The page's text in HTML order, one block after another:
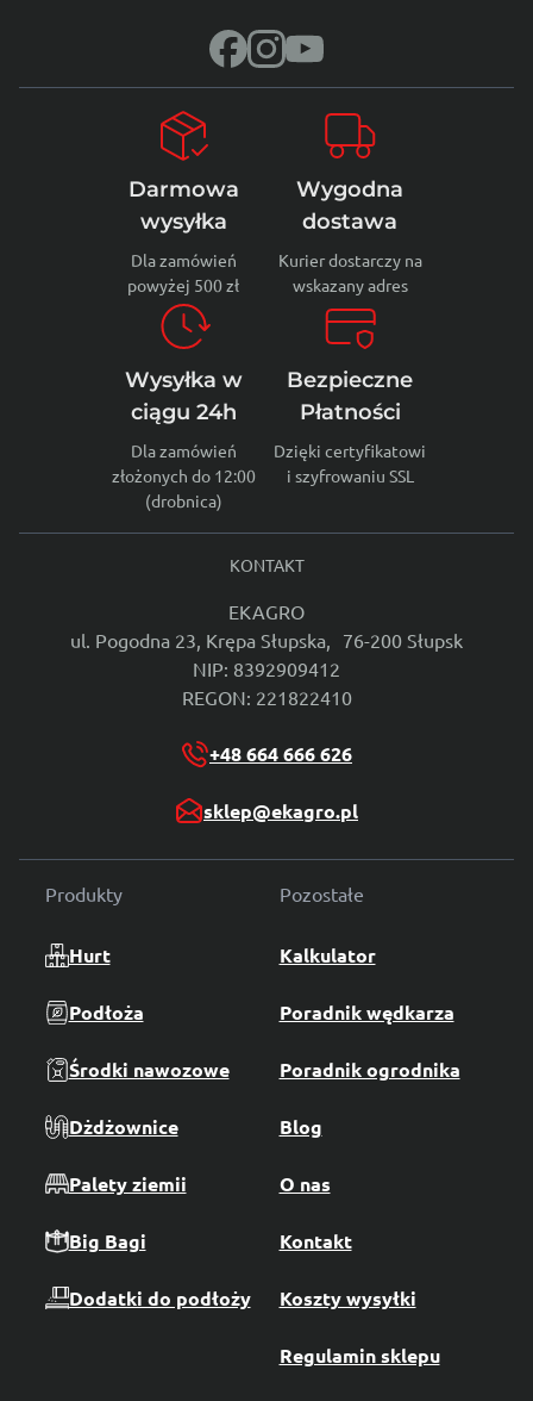
Darmowa
wysyłka
Dla zamówień
powyżej 500 zł
Wygodna
dostawa
Kurier dostarczy na
wskazany adres
Wysyłka w
ciągu 24h
Dla zamówień
złożonych do 12:00
(drobnica)
Bezpieczne
Płatności
Dzięki certyfikatowi
i szyfrowaniu SSL
KONTAKT
EKAGRO
ul. Pogodna 23, Krępa Słupska, 76-200 Słupsk
NIP: 8392909412
REGON: 221822410
+48 664 666 626
sklep@ekagro.pl
Produkty
Hurt
Podłoża
Środki nawozowe
Dżdżownice
Palety ziemii
Big Bagi
Dodatki do podłoży
Pozostałe
Kalkulator
Poradnik wędkarza
Poradnik ogrodnika
Blog
O nas
Kontakt
Koszty wysyłki
Regulamin sklepu